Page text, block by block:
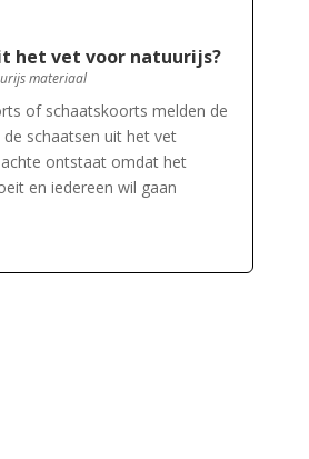
het vet voor natuurijs?
materiaal
of schaatskoorts melden de
schaatsen uit het vet
ontstaat omdat het
en iedereen wil gaan